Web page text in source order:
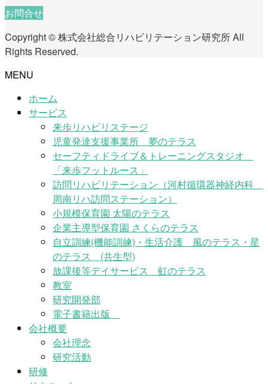
お問合せ
Copyright © 株式会社総合リハビリテーション研究所 All
Rights Reserved.
MENU
ホーム
サービス
来歩リハビリステージ
児童発達支援事業所 夢のテラス
セーフティドライブ＆トレーニングスタジオ
「来歩フットルース」
訪問リハビリテーション（河村循環器神経内科
周南リハ訪問ステーション）
小規模保育園 太陽のテラス
企業主導型保育園 さくらのテラス
自立訓練(機能訓練)・生活介護 風のテラス・星
のテラス (共生型)
放課後等デイサービス 虹のテラス
教室
研究開発部
電子書籍出版
会社概要
会社理念
研究活動
研修